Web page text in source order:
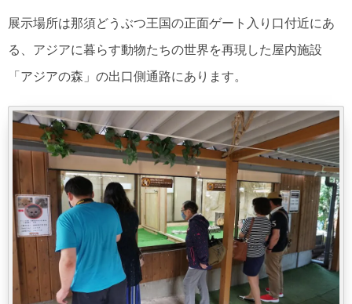
展示場所は那須どうぶつ王国の正面ゲート入り口付近にあ
る、アジアに暮らす動物たちの世界を再現した屋内施設
「アジアの森」の出口側通路にあります。